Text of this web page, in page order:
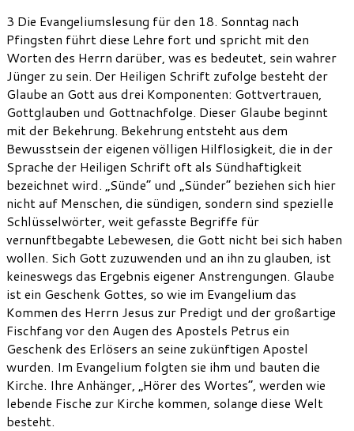
3 Die Evangeliumslesung für den 18. Sonntag nach
Pfingsten führt diese Lehre fort und spricht mit den
Worten des Herrn darüber, was es bedeutet, sein wahrer
Jünger zu sein. Der Heiligen Schrift zufolge besteht der
Glaube an Gott aus drei Komponenten: Gottvertrauen,
Gottglauben und Gottnachfolge. Dieser Glaube beginnt
mit der Bekehrung. Bekehrung entsteht aus dem
Bewusstsein der eigenen völligen Hilflosigkeit, die in der
Sprache der Heiligen Schrift oft als Sündhaftigkeit
bezeichnet wird. „Sünde“ und „Sünder“ beziehen sich hier
nicht auf Menschen, die sündigen, sondern sind spezielle
Schlüsselwörter, weit gefasste Begriffe für
vernunftbegabte Lebewesen, die Gott nicht bei sich haben
wollen. Sich Gott zuzuwenden und an ihn zu glauben, ist
keineswegs das Ergebnis eigener Anstrengungen. Glaube
ist ein Geschenk Gottes, so wie im Evangelium das
Kommen des Herrn Jesus zur Predigt und der großartige
Fischfang vor den Augen des Apostels Petrus ein
Geschenk des Erlösers an seine zukünftigen Apostel
wurden. Im Evangelium folgten sie ihm und bauten die
Kirche. Ihre Anhänger, „Hörer des Wortes“, werden wie
lebende Fische zur Kirche kommen, solange diese Welt
besteht.